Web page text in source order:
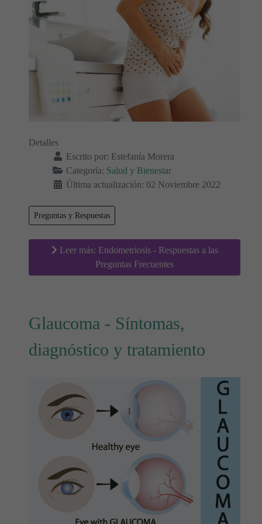
Detalles
Escrito por: Estefanía Morera
Categoría: Salud y Bienestar
Última actualización: 02 Noviembre 2022
Preguntas y Respuestas
Leer más: Endometriosis - Respuestas a las
Preguntas Frecuentes
Glaucoma - Síntomas,
diagnóstico y tratamiento